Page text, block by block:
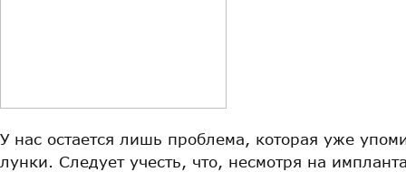
У нас остается лишь проблема, которая уже
лунки. Следует учесть, что, несмотря на